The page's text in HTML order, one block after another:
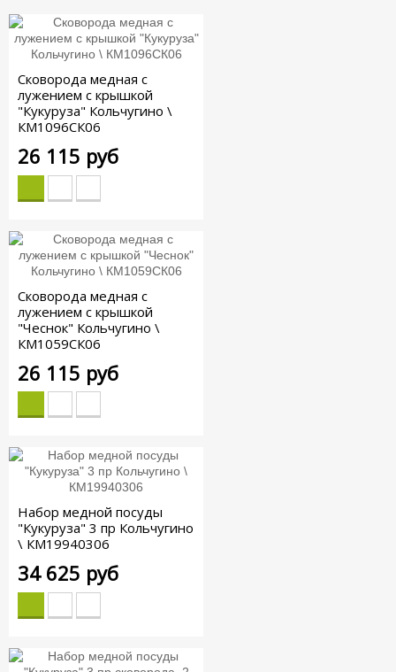
Сковорода медная с
лужением с крышкой
"Кукуруза" Кольчугино \
КМ1096СК06
26 115 руб
Сковорода медная с
лужением с крышкой
"Чеснок" Кольчугино \
КМ1059СК06
26 115 руб
Набор медной посуды
"Кукуруза" 3 пр Кольчугино
\ КМ19940306
34 625 руб